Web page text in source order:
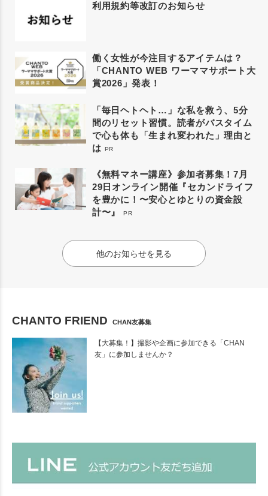
利用規約等改訂のお知らせ
働く女性が今注目するアイテムは？
「CHANTO WEB ワーママサポート大
賞2026」発表！
「毎日ヘトヘト…」な私を救う、5分
間のリセット習慣。読者がバスタイム
で心も体も「生まれ変われた」理由と
は PR
《無料マネー講座》参加者募集！7月
29日オンライン開催『セカンドライフ
を豊かに！〜安心とゆとりの資金設
計〜』
PR
他のお知らせを見る
CHANTO FRIEND CHAN友募集
【大募集！】撮影や企画に参加できる「CHAN
友」に参加しませんか？